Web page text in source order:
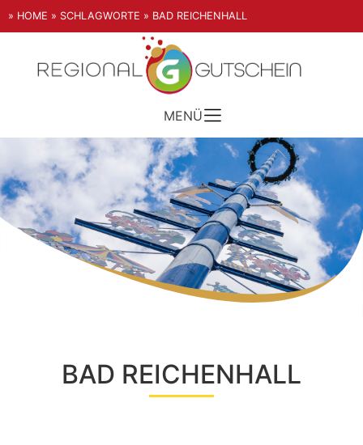
» HOME » SCHLAGWORTE » BAD REICHENHALL
MENÜ
BAD REICHENHALL